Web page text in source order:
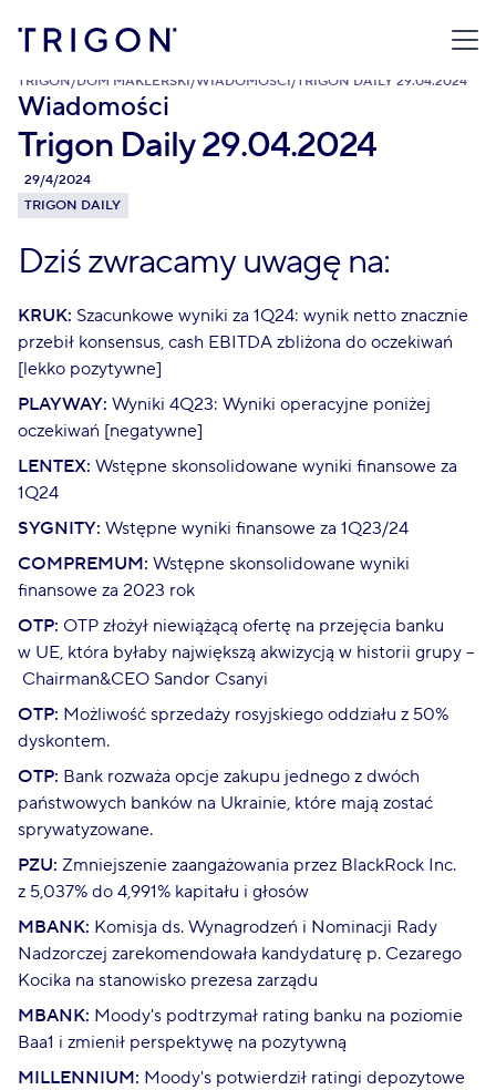
TRIGON/DOM MAKLERSKI/WIADOMOŚCI/ TRIGON DAILY 29.04.2024
Wiadomości
Trigon Daily 29.04.2024
29/4/2024
TRIGON DAILY
Dziś zwracamy uwagę na:
KRUK: Szacunkowe wyniki za 1Q24: wynik netto znacznie
przebił konsensus, cash EBITDA zbliżona do oczekiwań
[lekko pozytywne]
PLAYWAY: Wyniki 4Q23: Wyniki operacyjne poniżej
oczekiwań [negatywne]
LENTEX: Wstępne skonsolidowane wyniki finansowe za
1Q24
SYGNITY: Wstępne wyniki finansowe za 1Q23/24
COMPREMUM: Wstępne skonsolidowane wyniki
finansowe za 2023 rok
OTP: OTP złożył niewiążącą ofertę na przejęcia banku
w UE, która byłaby największą akwizycją w historii grupy –
Chairman&CEO Sandor Csanyi
OTP: Możliwość sprzedaży rosyjskiego oddziału z 50%
dyskontem.
OTP: Bank rozważa opcje zakupu jednego z dwóch
państwowych banków na Ukrainie, które mają zostać
sprywatyzowane.
PZU: Zmniejszenie zaangażowania przez BlackRock Inc.
z 5,037% do 4,991% kapitału i głosów
MBANK: Komisja ds. Wynagrodzeń i Nominacji Rady
Nadzorczej zarekomendowała kandydaturę p. Cezarego
Kocika na stanowisko prezesa zarządu
MBANK: Moody's podtrzymał rating banku na poziomie
Baa1 i zmienił perspektywę na pozytywną
MILLENNIUM: Moody's potwierdził ratingi depozytowe